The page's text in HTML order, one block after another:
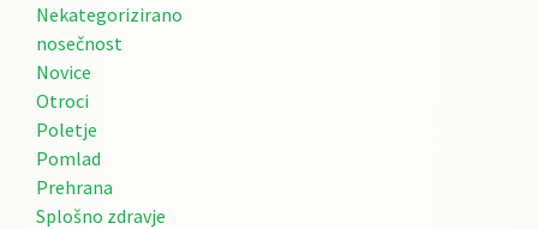
Nekategorizirano
nosečnost
Novice
Otroci
Poletje
Pomlad
Prehrana
Splošno zdravje